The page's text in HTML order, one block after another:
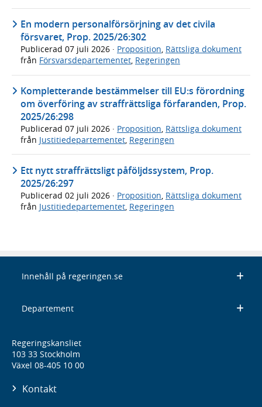
En modern personalförsörjning av det civila
försvaret, Prop. 2025/26:302
Publicerad 07 juli 2026 · Proposition, Rättsliga dokument
från Försvarsdepartementet, Regeringen
Kompletterande bestämmelser till EU:s förordning
om överföring av straffrättsliga förfaranden, Prop.
2025/26:298
Publicerad 07 juli 2026 · Proposition, Rättsliga dokument
från Justitiedepartementet, Regeringen
Ett nytt straffrättsligt påföljdssystem, Prop.
2025/26:297
Publicerad 02 juli 2026 · Proposition Rättsliga dokument
från Justitiedepartementet Regeringen
Innehåll på regeringen.se
Departement
Regeringskansliet
103 33 Stockholm
Växel 08-405 10 00
Kontakt